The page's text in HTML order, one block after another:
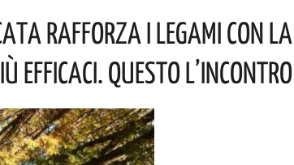
DISPOSIZIONE DEL TERRITORIO ESPERIENZE E RELAZIONI MATURATE IN ITALIA E ALL’ESTERO.
Rafforza I Legami Con La
Efficaci. Questo L’incontro